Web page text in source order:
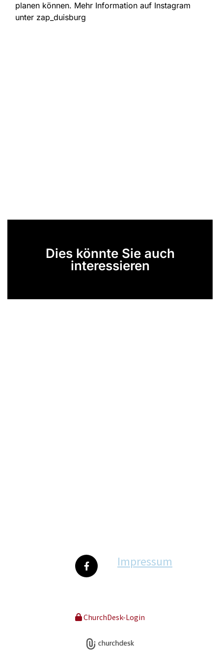
planen können. Mehr Information auf Instagram
unter zap_duisburg
Dies könnte Sie auch
interessieren
Impressum
ChurchDesk-Login